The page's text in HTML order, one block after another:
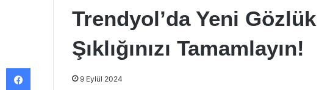
Trendyol’da Yeni
Şıklığınızı Tamamlayın!
9 Eylül 2024
Facebook